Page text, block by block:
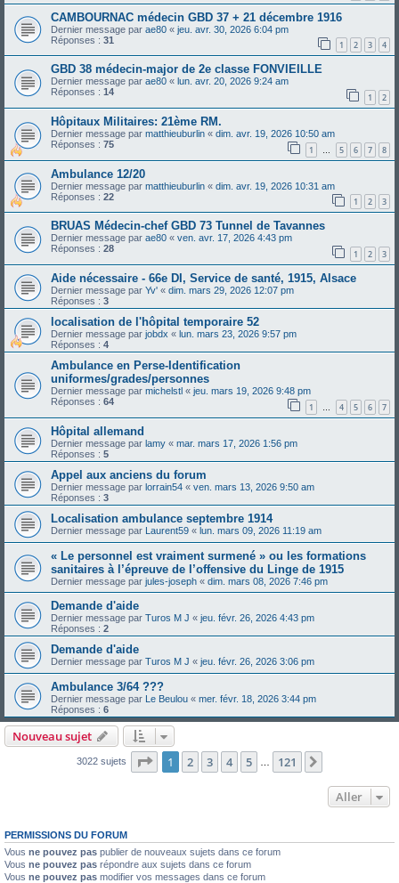
CAMBOURNAC médecin GBD 37 + 21 décembre 1916
Dernier message par ae80 « jeu. avr. 30, 2026 6:04 pm
Réponses : 31 1 2 3 4
GBD 38 médecin-major de 2e classe FONVIEILLE
Dernier message par ae80 « lun. avr. 20, 2026 9:24 am
Réponses : 14 1 2
Hôpitaux Militaires: 21ème RM.
Dernier message par matthieuburlin « dim. avr. 19, 2026 10:50 am
Réponses : 75 1 … 5 6 7 8
Ambulance 12/20
Dernier message par matthieuburlin « dim. avr. 19, 2026 10:31 am
Réponses : 22 1 2 3
BRUAS Médecin-chef GBD 73 Tunnel de Tavannes
Dernier message par ae80 « ven. avr. 17, 2026 4:43 pm
Réponses : 28 1 2 3
Aide nécessaire - 66e DI, Service de santé, 1915, Alsace
Dernier message par Yv' « dim. mars 29, 2026 12:07 pm
Réponses : 3
localisation de l'hôpital temporaire 52
Dernier message par jobdx « lun. mars 23, 2026 9:57 pm
Réponses : 4
Ambulance en Perse-Identification
uniformes/grades/personnes
Dernier message par michelstl « jeu. mars 19, 2026 9:48 pm
Réponses : 64 1 … 4 5 6 7
Hôpital allemand
Dernier message par lamy « mar. mars 17, 2026 1:56 pm
Réponses : 5
Appel aux anciens du forum
Dernier message par lorrain54 « ven. mars 13, 2026 9:50 am
Réponses : 3
Localisation ambulance septembre 1914
Dernier message par Laurent59 « lun. mars 09, 2026 11:19 am
« Le personnel est vraiment surmené » ou les formations
sanitaires à l’épreuve de l’offensive du Linge de 1915
Dernier message par jules-joseph « dim. mars 08, 2026 7:46 pm
Demande d'aide
Dernier message par Turos M J « jeu. févr. 26, 2026 4:43 pm
Réponses : 2
Demande d'aide
Dernier message par Turos M J « jeu. févr. 26, 2026 3:06 pm
Ambulance 3/64 ???
Dernier message par Le Beulou « mer. févr. 18, 2026 3:44 pm
Réponses : 6
Nouveau sujet
3022 sujets Page 1sur121
1 2 3 4 5 121
Aller
PERMISSIONS DU FORUM
Vous ne pouvez pas publier de nouveaux sujets dans ce forum
Vous ne pouvez pas répondre aux sujets dans ce forum
Vous ne pouvez pas modifier vos messages dans ce forum